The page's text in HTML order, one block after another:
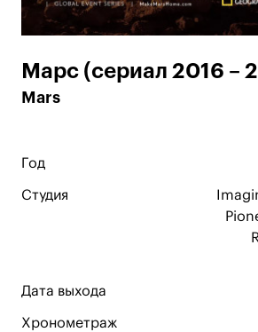
Марс (сериал 2016 –
Mars
Год
Студия
Дата выхода
Хронометраж